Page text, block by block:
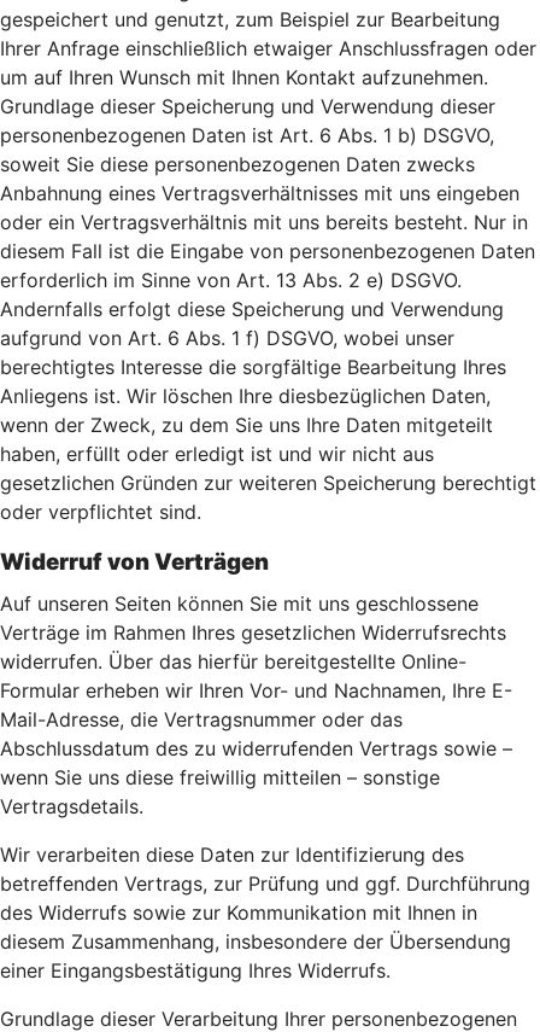
gespeichert und genutzt, zum Beispiel zur Bearbeitung
Ihrer Anfrage einschließlich etwaiger Anschlussfragen oder
um auf Ihren Wunsch mit Ihnen Kontakt aufzunehmen.
Grundlage dieser Speicherung und Verwendung dieser
personenbezogenen Daten ist Art. 6 Abs. 1 b) DSGVO,
soweit Sie diese personenbezogenen Daten zwecks
Anbahnung eines Vertragsverhältnisses mit uns eingeben
oder ein Vertragsverhältnis mit uns bereits besteht. Nur in
diesem Fall ist die Eingabe von personenbezogenen Daten
erforderlich im Sinne von Art. 13 Abs. 2 e) DSGVO.
Andernfalls erfolgt diese Speicherung und Verwendung
aufgrund von Art. 6 Abs. 1 f) DSGVO, wobei unser
berechtigtes Interesse die sorgfältige Bearbeitung Ihres
Anliegens ist. Wir löschen Ihre diesbezüglichen Daten,
wenn der Zweck, zu dem Sie uns Ihre Daten mitgeteilt
haben, erfüllt oder erledigt ist und wir nicht aus
gesetzlichen Gründen zur weiteren Speicherung berechtigt
oder verpflichtet sind.
Widerruf von Verträgen
Auf unseren Seiten können Sie mit uns geschlossene
Verträge im Rahmen Ihres gesetzlichen Widerrufsrechts
widerrufen. Über das hierfür bereitgestellte Online-
Formular erheben wir Ihren Vor- und Nachnamen, Ihre E-
Mail-Adresse, die Vertragsnummer oder das
Abschlussdatum des zu widerrufenden Vertrags sowie –
wenn Sie uns diese freiwillig mitteilen – sonstige
Vertragsdetails.
Wir verarbeiten diese Daten zur Identifizierung des
betreffenden Vertrags, zur Prüfung und ggf. Durchführung
des Widerrufs sowie zur Kommunikation mit Ihnen in
diesem Zusammenhang, insbesondere der Übersendung
einer Eingangsbestätigung Ihres Widerrufs.
Grundlage dieser Verarbeitung Ihrer personenbezogenen